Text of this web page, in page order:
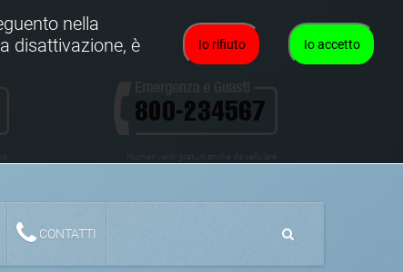
Numeri verdi gratuiti anche da cellulare
CONTATTI
Io accetto
Io rifiuto
nella
disattivazione, è